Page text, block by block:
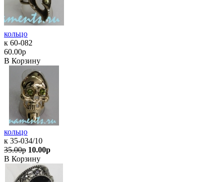
кольцо
к 60-082
60.00р
В Корзину
кольцо
к 35-034/10
35.00р 10.00р
В Корзину